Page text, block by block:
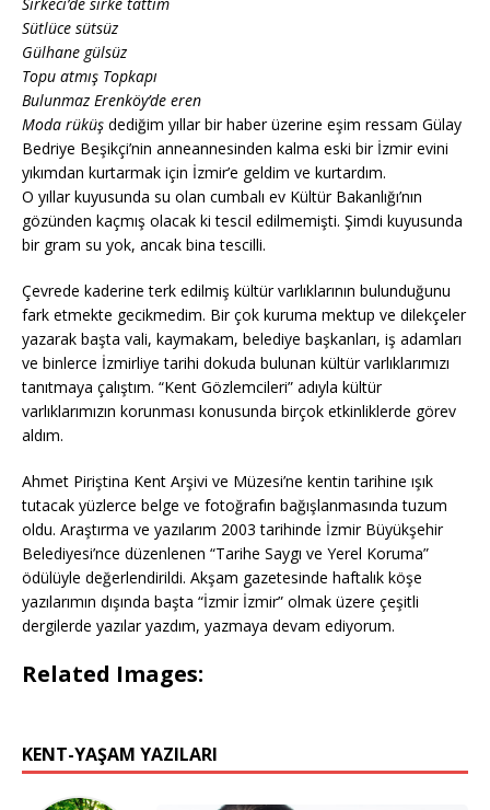
Sütlüce sütsüz
Gülhane gülsüz
Topu atmış Topkapı
Bulunmaz Erenköy’de eren
Moda rüküş dediğim yıllar bir haber üzerine eşim ressam Gülay
Bedriye Beşikçi’nin anneannesinden kalma eski bir İzmir evini
yıkımdan kurtarmak için İzmir’e geldim ve kurtardım.
O yıllar kuyusunda su olan cumbalı ev Kültür Bakanlığı’nın
gözünden kaçmış olacak ki tescil edilmemişti. Şimdi kuyusunda
bir gram su yok, ancak bina tescilli.
Çevrede kaderine terk edilmiş kültür varlıklarının bulunduğunu
fark etmekte gecikmedim. Bir çok kuruma mektup ve dilekçeler
yazarak başta vali, kaymakam, belediye başkanları, iş adamları
ve binlerce İzmirliye tarihi dokuda bulunan kültür varlıklarımızı
tanıtmaya çalıştım. “Kent Gözlemcileri” adıyla kültür
varlıklarımızın korunması konusunda birçok etkinliklerde görev
aldım.
Ahmet Piriştina Kent Arşivi ve Müzesi’ne kentin tarihine ışık
tutacak yüzlerce belge ve fotoğrafın bağışlanmasında tuzum
oldu. Araştırma ve yazılarım 2003 tarihinde İzmir Büyükşehir
Belediyesi’nce düzenlenen “Tarihe Saygı ve Yerel Koruma”
ödülüyle değerlendirildi. Akşam gazetesinde haftalık köşe
yazılarımın dışında başta “İzmir İzmir” olmak üzere çeşitli
dergilerde yazılar yazdım, yazmaya devam ediyorum.
Related Images:
KENT-YAŞAM YAZILARI